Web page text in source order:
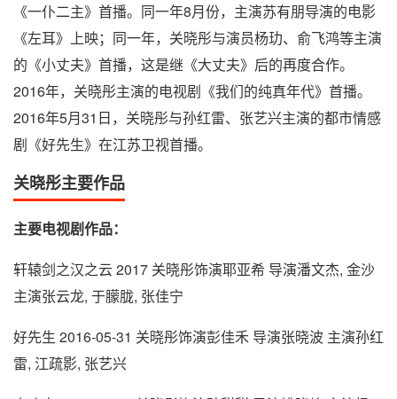
《一仆二主》首播。同一年8月份，主演苏有朋导演的电影
《左耳》上映；同一年，关晓彤与演员杨玏、俞飞鸿等主演
的《小丈夫》首播，这是继《大丈夫》后的再度合作。
2016年，关晓彤主演的电视剧《我们的纯真年代》首播。
2016年5月31日，关晓彤与孙红雷、张艺兴主演的都市情感
剧《好先生》在江苏卫视首播。
关晓彤主要作品
主要电视剧作品：
轩辕剑之汉之云 2017 关晓彤饰演耶亚希 导演潘文杰, 金沙
主演张云龙, 于朦胧, 张佳宁
好先生 2016-05-31 关晓彤饰演彭佳禾 导演张晓波 主演孙红
雷, 江疏影, 张艺兴